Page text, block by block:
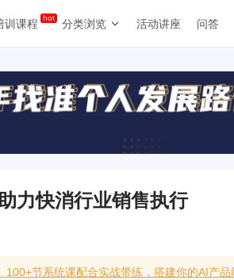
训课程 分类浏览 活动讲座 问答
力快消行业销售执行
节系统课配合实战带练，搭建你的AI产品